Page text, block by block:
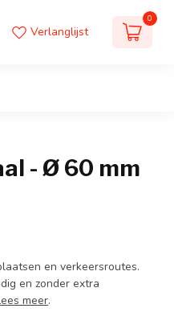
Verlanglijst
0
- Ø 60 mm
en verkeersroutes.
en zonder extra
meer.